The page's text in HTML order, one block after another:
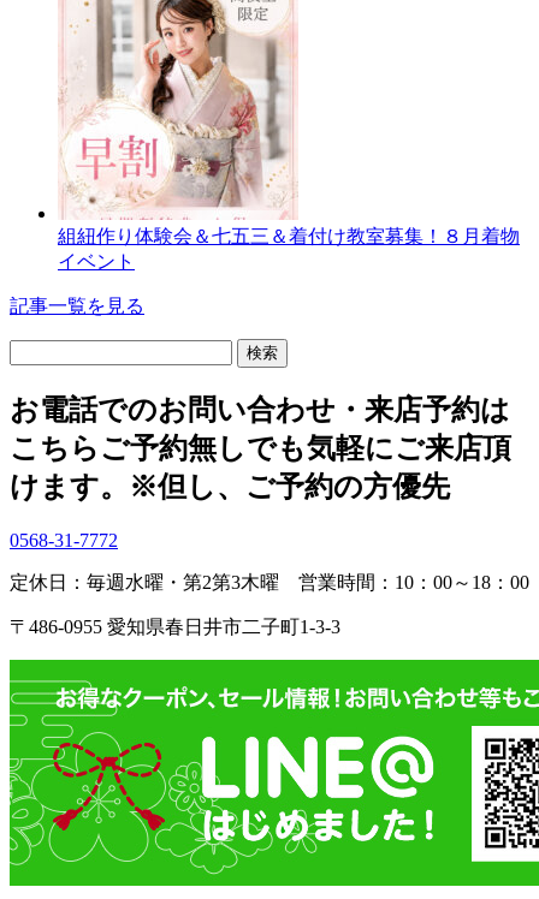
組紐作り体験会＆七五三＆着付け教室募集！８月着物
イベント
記事一覧を見る
お電話でのお問い合わせ・ 来店予約は
こちらご予約無しでも気軽にご来店頂
けます。
※但し、ご予約の方優先
0568-31-7772
定休日：毎週水曜・第2第3木曜 営業時間：10：00～18：00
〒486-0955 愛知県春日井市二子町1-3-3